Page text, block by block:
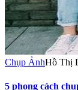
Chụp ẢnhHồ Thị
5 phong cách